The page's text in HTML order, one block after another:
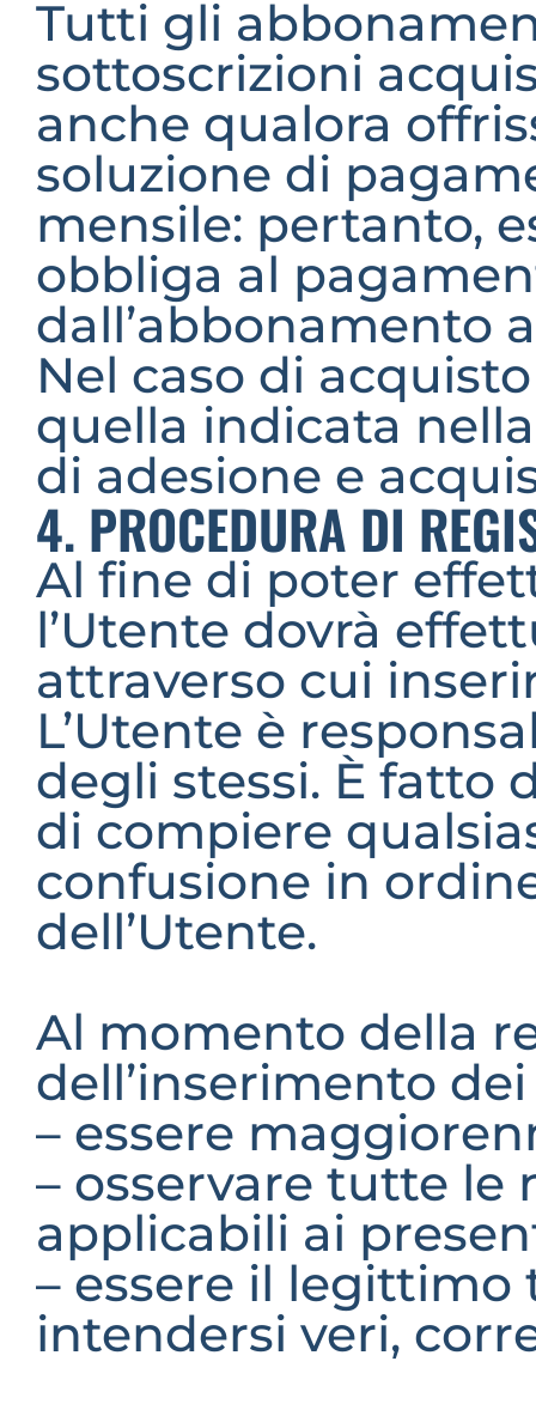
Tutti gli
sottoscrizioni
anche qualora
soluzione di
mensile: pertanto,
obbliga al
dall’abbonamento
Nel caso di
quella indicata
di adesione e
4. PROCEDURA DI
Al fine di poter
l’Utente dovrà
attraverso cui
L’Utente è
degli stessi. È fatto
di compiere
confusione in
dell’Utente.
Al momento della
dell’inserimento
– essere
– osservare tutte
applicabili ai
– essere il
intendersi veri,